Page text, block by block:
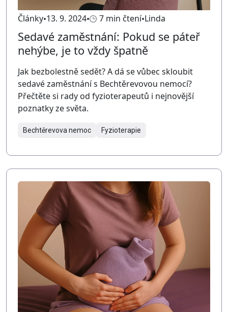
Články 13. 9. 2024 7 min čtení Linda
Sedavé zaměstnání: Pokud se páteř
nehýbe, je to vždy špatně
Jak bezbolestně sedět? A dá se vůbec skloubit
sedavé zaměstnání s Bechtěrevovou nemocí?
Přečtěte si rady od fyzioterapeutů i nejnovější
poznatky ze světa.
Bechtěrevova nemoc Fyzioterapie